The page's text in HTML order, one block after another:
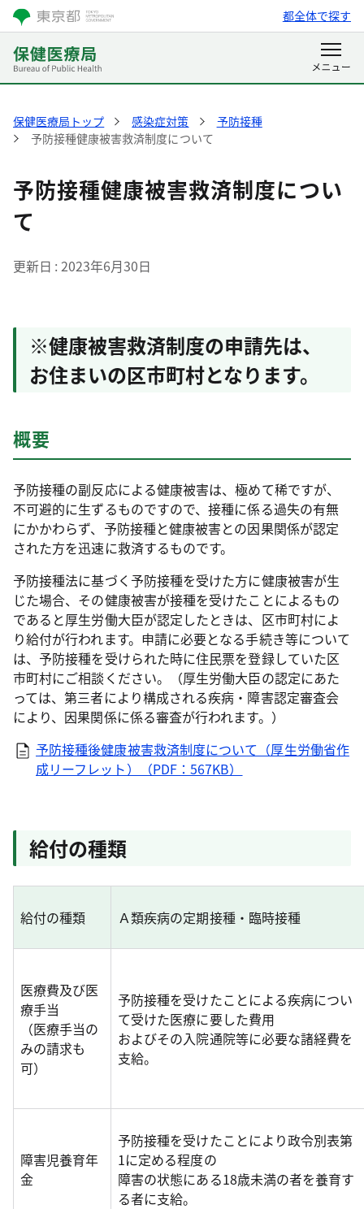
都全体で探す
保健医療局トップ 感染症対策
予防接種
予防接種健康被害救済制度について
予防接種健康被害救済制度につい
て
更新日 2023年6月30日
※健康被害救済制度の申請先は、
お住まいの区市町村となります。
概要
予防接種の副反応による健康被害は、極めて稀ですが、
不可避的に生ずるものですので、接種に係る過失の有無
にかかわらず、予防接種と健康被害との因果関係が認定
された方を迅速に救済するものです。
予防接種法に基づく予防接種を受けた方に健康被害が生
じた場合、その健康被害が接種を受けたことによるもの
であると厚生労働大臣が認定したときは、区市町村によ
り給付が行われます。申請に必要となる手続き等について
は、予防接種を受けられた時に住民票を登録していた区
市町村にご相談ください。（厚生労働大臣の認定にあた
っては、第三者により構成される疾病・障害認定審査会
により、因果関係に係る審査が行われます。）
予防接種後健康被害救済制度について（厚生労働省作
成リーフレット）（PDF：567KB）
給付の種類
給付の種類 Ａ類疾病の定期接種・臨時接種
医療費及び医
療手当
（医療手当の
みの請求も
可）
予防接種を受けたことによる疾病につい
て受けた医療に要した費用
およびその入院通院等に必要な諸経費を
支給。
障害児養育年
金
予防接種を受けたことにより政令別表第
1に定める程度の
障害の状態にある18歳未満の者を養育す
る者に支給。